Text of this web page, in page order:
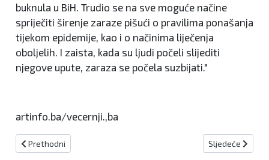
buknula u BiH. Trudio se na sve moguće načine
spriječiti širenje zaraze pišući o pravilima ponašanja
tijekom epidemije, kao i o načinima liječenja
oboljelih. I zaista, kada su ljudi počeli slijediti
njegove upute, zaraza se počela suzbijati."
artinfo.ba/vecernji.,ba
Prethodni članak: LDF nastavlja nizati medalje na jakim
Prethodni Sljedeći članak:
Sljedeće